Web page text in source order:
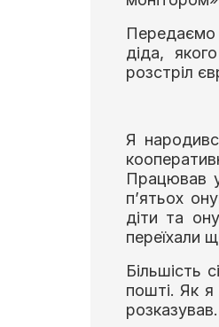
Передаємо
діда,
розстріл
Я
Працював
п’ятьох
діти та
переїхали
Більшість
пошті. Як
розказував.